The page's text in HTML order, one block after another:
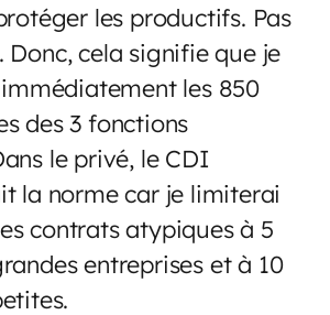
les productifs. Pas
Donc, cela signifie que je
les 850
des 3 fonctions
le privé, le CDI
la norme car je limiterai
contrats atypiques à 5
entreprises et à 10